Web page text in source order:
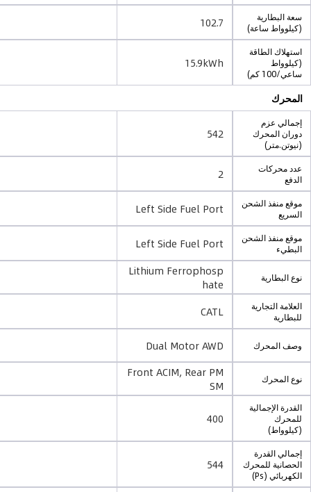
سعة البطارية
(كيلوواط ساعة)
102.7
استهلاك الطاقة
(كيلوواط
ساعي/100 كم)
15.9kWh
المحرك
إجمالي عزم
دوران المحرك
(نيوتن.متر)
542
عدد محركات
الدفع
2
موقع منفذ الشحن
السريع
Left Side Fuel Port
موقع منفذ الشحن
البطيء
Left Side Fuel Port
نوع البطارية
Lithium Ferrophosp
hate
العلامة التجارية
للبطارية
CATL
وصف المحرك Dual Motor AWD
نوع المحرك
Front ACIM, Rear PM
SM
القدرة الإجمالية
للمحرك
(كيلوواط)
400
إجمالي القدرة
الحصانية للمحرك
الكهربائي (Ps)
544